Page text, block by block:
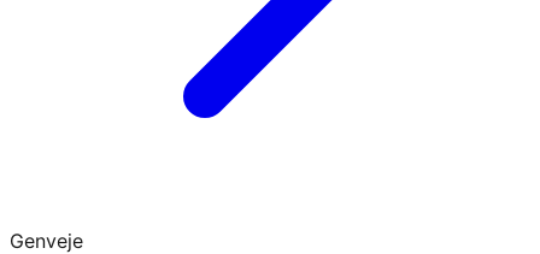
Genveje